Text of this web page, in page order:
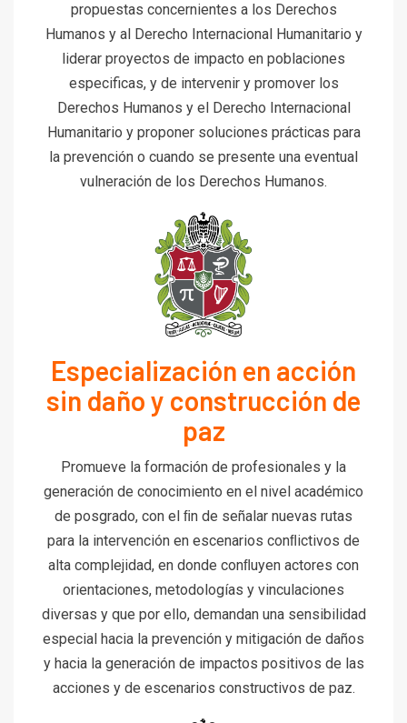
propuestas concernientes a los Derechos
Humanos y al Derecho Internacional Humanitario y
liderar proyectos de impacto en poblaciones
especificas, y de intervenir y promover los
Derechos Humanos y el Derecho Internacional
Humanitario y proponer soluciones prácticas para
la prevención o cuando se presente una eventual
vulneración de los Derechos Humanos.
Especialización en acción
sin daño y construcción de
paz
Promueve la formación de profesionales y la
generación de conocimiento en el nivel académico
de posgrado, con el ﬁn de señalar nuevas rutas
para la intervención en escenarios conﬂictivos de
alta complejidad, en donde conﬂuyen actores con
orientaciones, metodologías y vinculaciones
diversas y que por ello, demandan una sensibilidad
especial hacia la prevención y mitigación de daños
y hacia la generación de impactos positivos de las
acciones y de escenarios constructivos de paz.